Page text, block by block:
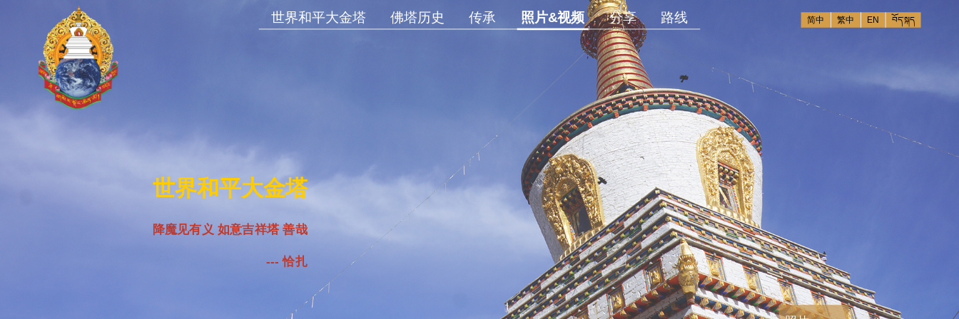
简中 繁中 EN བོད་སྐད
世界和平大金塔 佛塔历史 传承 照片&视频 分享 路线
世界和平大金塔
降魔见有义 如意吉祥塔 善哉
--- 恰扎